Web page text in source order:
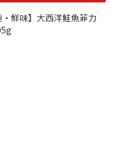
在最方便
法，堅持完美處理魚身
同時更加方便料理。